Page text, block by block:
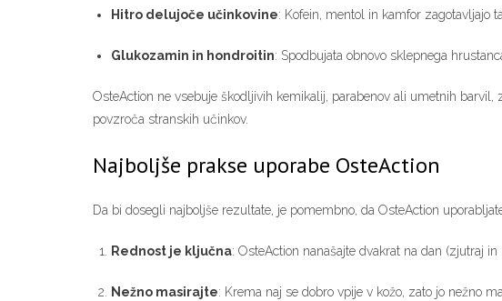
Hitro delujoče učinkovine: Kofein, mentol in kamfor zagotavljajo
Glukozamin in hondroitin: Spodbujata obnovo sklepnega
OsteAction ne vsebuje škodljivih kemikalij, parabenov ali umetnih
povzroča stranskih učinkov.
Najboljše prakse uporabe OsteAction
Da bi dosegli najboljše rezultate, je pomembno, da OsteAction
Rednost je ključna: OsteAction nanašajte dvakrat na dan (zjutraj
Nežno masirajte: Krema naj se dobro vpije v kožo, zato jo nežno